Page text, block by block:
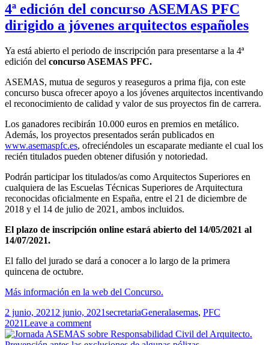
4ª edición del concurso ASEMAS PFC
dirigido a jóvenes arquitectos españoles
Ya está abierto el periodo de inscripción para presentarse a la 4ª
edición del concurso ASEMAS PFC.
ASEMAS, mutua de seguros y reaseguros a prima fija, con este
concurso busca ofrecer apoyo a los jóvenes arquitectos incentivando
el reconocimiento de calidad y valor de sus proyectos fin de carrera.
Los ganadores recibirán 10.000 euros en premios en metálico.
Además, los proyectos presentados serán publicados en
www.asemaspfc.es, ofreciéndoles un escaparate mediante el cual los
recién titulados pueden obtener difusión y notoriedad.
Podrán participar los titulados/as como Arquitectos Superiores en
cualquiera de las Escuelas Técnicas Superiores de Arquitectura
reconocidas oficialmente en España, entre el 21 de diciembre de
2018 y el 14 de julio de 2021, ambos incluidos.
El plazo de inscripción online estará abierto del 14/05/2021 al
14/07/2021.
El fallo del jurado se dará a conocer a lo largo de la primera
quincena de octubre.
Más información en la web del Concurso.
Publicado
el
2 junio, 2021 2 junio, 2021Autor
secretariaCategorías
GeneralEtiquetas
asemas, PFC
2021Leave a comment